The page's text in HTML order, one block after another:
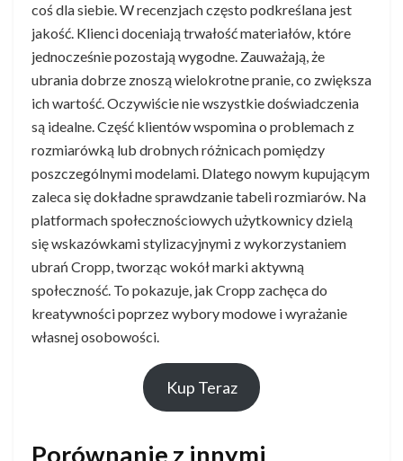
coś dla siebie. W recenzjach często podkreślana jest
jakość. Klienci doceniają trwałość materiałów, które
jednocześnie pozostają wygodne. Zauważają, że
ubrania dobrze znoszą wielokrotne pranie, co zwiększa
ich wartość. Oczywiście nie wszystkie doświadczenia
są idealne. Część klientów wspomina o problemach z
rozmiarówką lub drobnych różnicach pomiędzy
poszczególnymi modelami. Dlatego nowym kupującym
zaleca się dokładne sprawdzanie tabeli rozmiarów. Na
platformach społecznościowych użytkownicy dzielą
się wskazówkami stylizacyjnymi z wykorzystaniem
ubrań Cropp, tworząc wokół marki aktywną
społeczność. To pokazuje, jak Cropp zachęca do
kreatywności poprzez wybory modowe i wyrażanie
własnej osobowości.
Kup Teraz
Porównanie z innymi